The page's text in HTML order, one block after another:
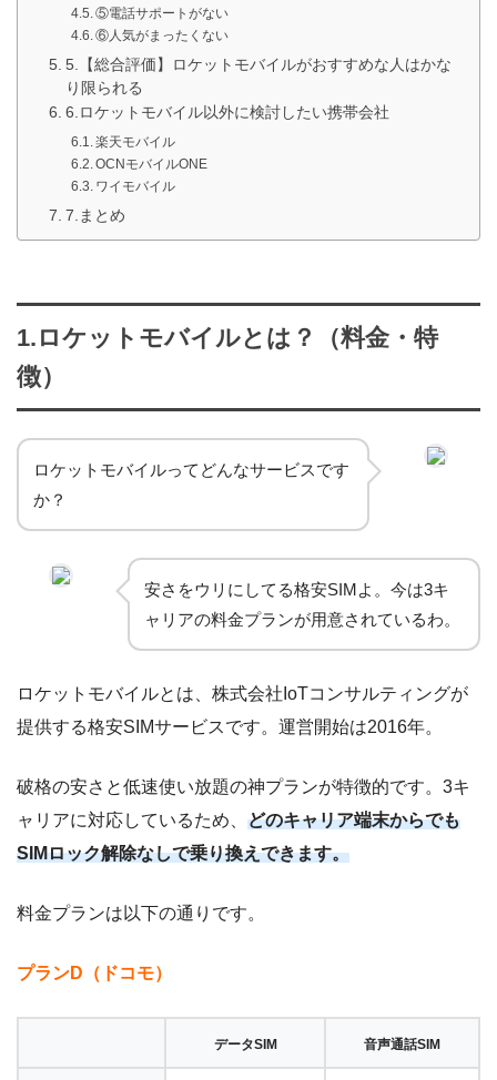
⑤電話サポートがない
⑥人気がまったくない
5.【総合評価】ロケットモバイルがおすすめな人はかな
り限られる
6.ロケットモバイル以外に検討したい携帯会社
楽天モバイル
OCNモバイルONE
ワイモバイル
7.まとめ
1.ロケットモバイルとは？（料金・特
徴）
ロケットモバイルってどんなサービスです
か？
安さをウリにしてる格安SIMよ。今は3キ
ャリアの料金プランが用意されているわ。
ロケットモバイルとは、株式会社IoTコンサルティングが
提供する格安SIMサービスです。運営開始は2016年。
破格の安さと低速使い放題の神プランが特徴的です。3キ
ャリアに対応しているため、 どのキャリア端末からでも
SIMロック解除なしで乗り換えできます。
料金プランは以下の通りです。
プランD（ドコモ）
データSIM 音声通話SIM